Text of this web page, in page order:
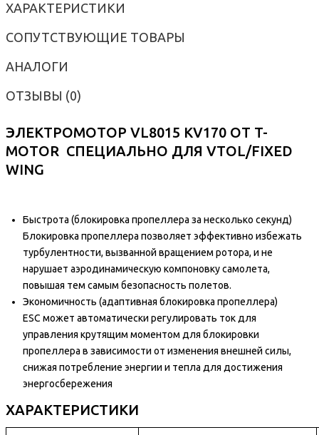
ХАРАКТЕРИСТИКИ
СОПУТСТВУЮЩИЕ ТОВАРЫ
АНАЛОГИ
ОТЗЫВЫ (0)
ЭЛЕКТРОМОТОР VL8015 KV170 ОТ T-
MOTOR СПЕЦИАЛЬНО ДЛЯ VTOL/FIXED
WING
Быстрота (блокировка пропеллера за несколько секунд)
Блокировка пропеллера позволяет эффективно избежать
турбулентности, вызванной вращением ротора, и не
нарушает аэродинамическую компоновку самолета,
повышая тем самым безопасность полетов.
Экономичность (адаптивная блокировка пропеллера)
ESC может автоматически регулировать ток для
управления крутящим моментом для блокировки
пропеллера в зависимости от изменения внешней силы,
снижая потребление энергии и тепла для достижения
энергосбережения
ХАРАКТЕРИСТИКИ